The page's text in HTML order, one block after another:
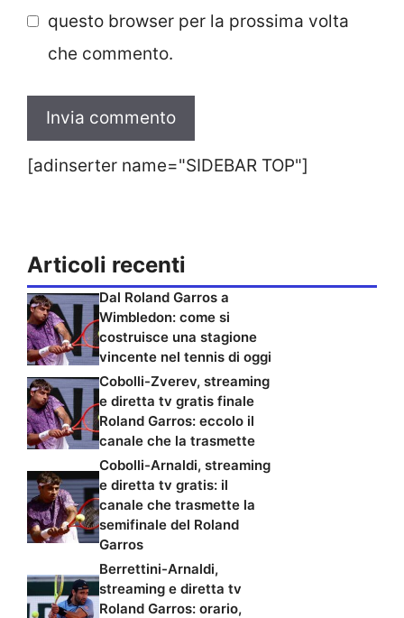
questo browser per la prossima volta
che commento.
[adinserter name="SIDEBAR TOP"]
Articoli recenti
Dal Roland Garros a
Wimbledon: come si
costruisce una stagione
vincente nel tennis di oggi
Cobolli-Zverev, streaming
e diretta tv gratis finale
Roland Garros: eccolo il
canale che la trasmette
Cobolli-Arnaldi, streaming
e diretta tv gratis: il
canale che trasmette la
semifinale del Roland
Garros
Berrettini-Arnaldi,
streaming e diretta tv
Roland Garros: orario,